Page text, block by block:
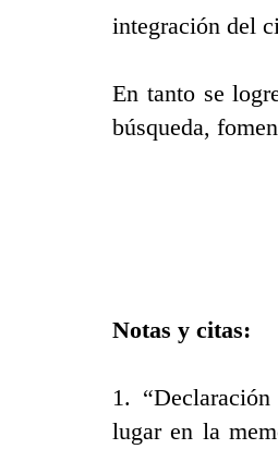
integración del
En tanto se
búsqueda,
Notas y citas:
1.
lugar en la